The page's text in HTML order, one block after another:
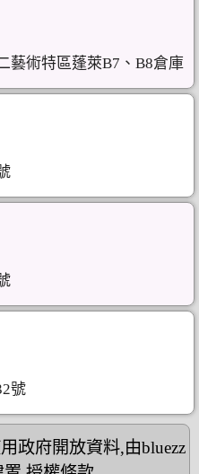
藝術特區蓬萊B7、B8倉庫
號
政府開放資料,由bluezz